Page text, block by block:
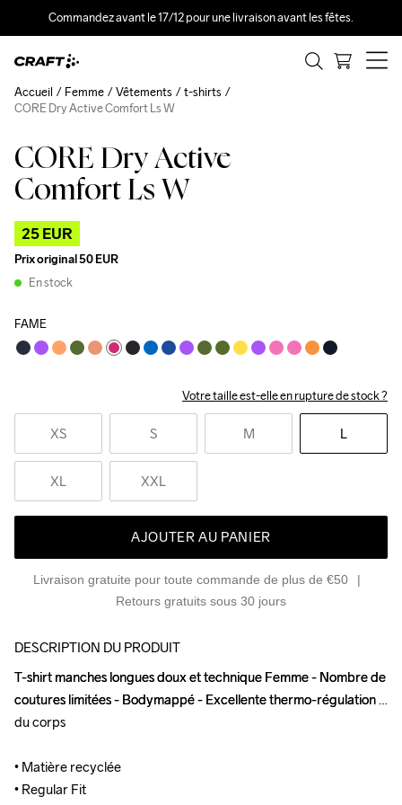
Commandez avant le 17/12 pour une livraison avant les fêtes.
CORE Dry Active
Comfort Ls W
25 EUR
Prix original50 EUR
En stock
FAME
Votre taille est-elle en rupture de stock ?
XS S M L
XL XXL
AJOUTER AU PANIER
Livraison gratuite pour toute commande de plus de €50
Retours gratuits sous 30 jours
Accueil Femme Vêtements
t-shirts
CORE Dry Active Comfort Ls W
Outlet
DESCRIPTION DU PRODUIT
T-shirt manches longues doux et technique Femme - Nombre de
coutures limitées - Bodymappé - Excellente thermo-régulation
du corps
• Matière recyclée
• Regular Fit
T-shirt manches longues doux et technique Femme - Nombre de
coutures limitées - Bodymappé - Excellente thermo-régulation
du corps
• Matière recyclée
• Regular Fit